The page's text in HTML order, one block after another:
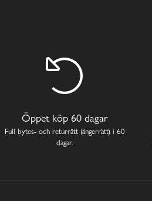
Öppet köp 60 dagar
Full bytes- och returrätt (ångerrätt) i 60
dagar.